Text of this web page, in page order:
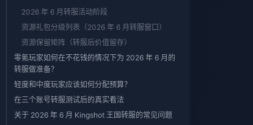
2026 年 6 月转服活动阶段
资源礼包分级列表（2026 年 6 月转服窗口）
资源保留矩阵（转服后价值留存）
零氪玩家如何在不花钱的情况下为 2026 年 6 月的
转服做准备？
轻度和中度玩家应该如何分配预算？
在三个账号转服测试后的真实看法
关于 2026 年 6 月 Kingshot 王国转服的常见问题